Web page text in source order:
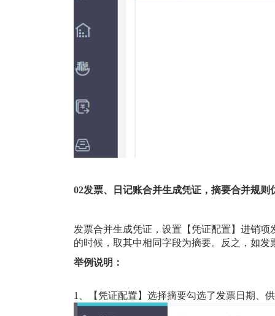
02发票、日记账合并生成凭证，摘要合并规则
发票合并生成凭证，设置【凭证配置】进销项
的时候，取其中相同字段为摘要。反之，如
举例说明：
1、【凭证配置】选择摘要勾选了发票日期、